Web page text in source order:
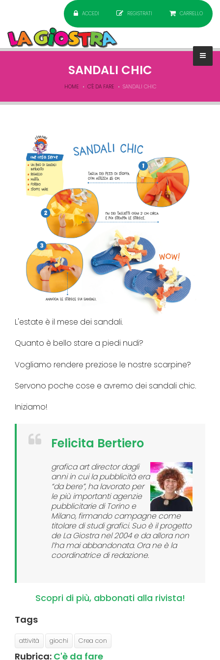
ACCEDI REGISTRATI CARRELLO
SANDALI CHIC
HOME C'È DA FARE SANDALI CHIC
dafareGIUGNO.jpg
L'estate è il mese dei sandali.
Quanto è bello stare a piedi nudi?
Vogliamo rendere preziose le nostre scarpine?
Servono poche cose e avremo dei sandali chic.
Iniziamo!
Felicita Bertiero
grafica art director dagli
anni in cui la pubblicità era
“da bere”, ha lavorato per
le più importanti agenzie
pubblicitarie di Torino e
Milano, firmando campagne come
titolare di studi grafici. Suo è il progetto
de La Giostra nel 2004 e da allora non
l’ha mai abbandonata. Ora ne è la
coordinatrice di redazione.
Scopri di più, abbonati alla rivista!
Tags
attività giochi Crea con
Rubrica: C'è da fare